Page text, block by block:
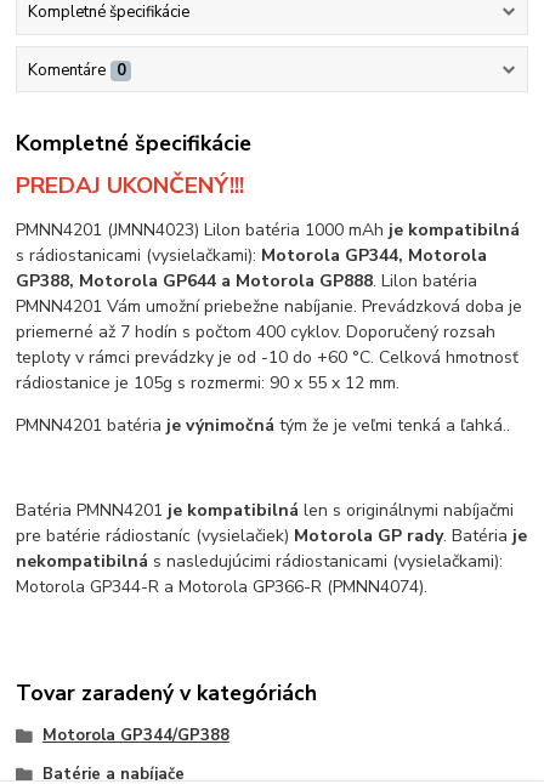
Kompletné špecifikácie
Komentáre 0
Kompletné špecifikácie
PREDAJ UKONČENÝ!!!
PMNN4201 (JMNN4023) Lilon batéria 1000 mAh je kompatibilná
s rádiostanicami (vysielačkami): Motorola GP344, Motorola
GP388, Motorola GP644 a Motorola GP888. Lilon batéria
PMNN4201 Vám umožní priebežne nabíjanie. Prevádzková doba je
priemerné až 7 hodín s počtom 400 cyklov. Doporučený rozsah
teploty v rámci prevádzky je od -10 do +60 °C. Celková hmotnosť
rádiostanice je 105g s rozmermi: 90 x 55 x 12 mm.
PMNN4201 batéria je výnimočná tým že je veľmi tenká a ľahká..
Batéria PMNN4201 je kompatibilná len s originálnymi nabíjačmi
pre batérie rádiostaníc (vysielačiek) Motorola GP rady. Batéria je
nekompatibilná s nasledujúcimi rádiostanicami (vysielačkami):
Motorola GP344-R a Motorola GP366-R (PMNN4074).
Tovar zaradený v kategóriách
Motorola GP344/GP388
Batérie a nabíjače